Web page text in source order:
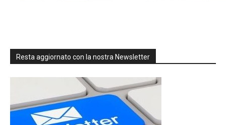
Resta aggiornato con la nostra Newsletter